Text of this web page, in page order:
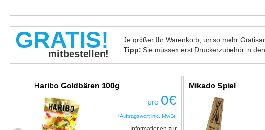
GRATIS!
mitbestellen!
Je größer Ihr Warenkorb, umso mehr
Tipp: Sie müssen erst Druckerzubehör in
Haribo Goldbären 100g
pro 0€
*Auftragswert inkl. MwSt.
Informationen zur
Mikado Spiel